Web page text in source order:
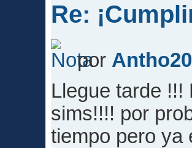
Re:
por
Llegue tarde !!!
sims!!!! por
tiempo pero ya